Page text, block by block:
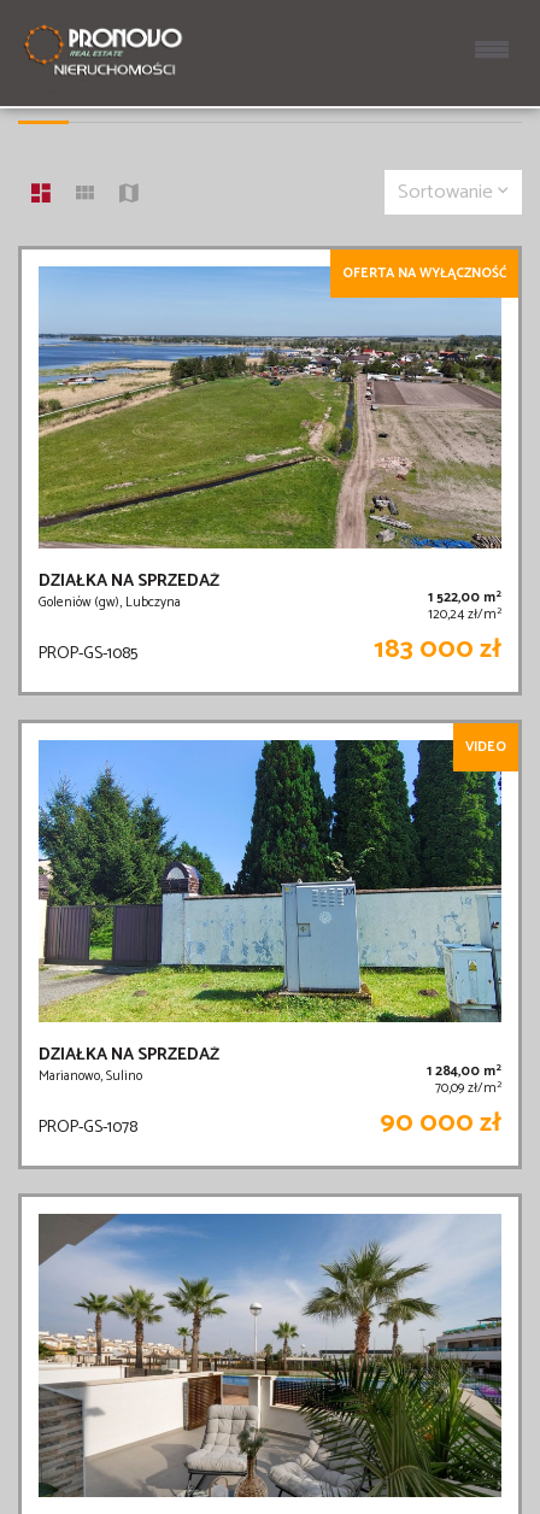
LISTA OFERT
8 OFERT
Sortowanie
OFERTA NA WYŁĄCZNOŚĆ
DZIAŁKA NA SPRZEDAŻ
Goleniów (gw), Lubczyna 1 522,00 m2
120,24 zł/m2
PROP-GS-1085 183 000 zł
VIDEO
DZIAŁKA NA SPRZEDAŻ
Marianowo, Sulino 1 284,00 m2
70,09 zł/m2
PROP-GS-1078 90 000 zł